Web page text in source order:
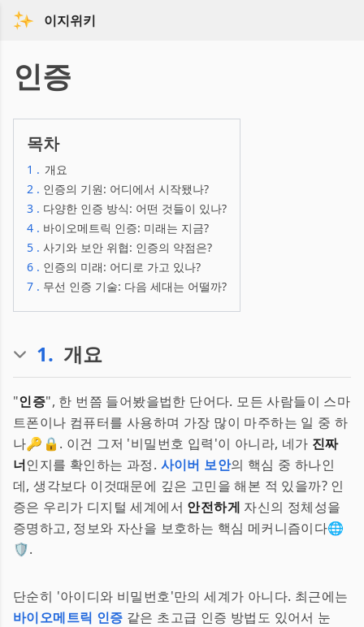
이지위키
인증
목차
1 . 개요
2 . 인증의 기원: 어디에서 시작됐나?
3 . 다양한 인증 방식: 어떤 것들이 있나?
4 . 바이오메트릭 인증: 미래는 지금?
5 . 사기와 보안 위협: 인증의 약점은?
6 . 인증의 미래: 어디로 가고 있나?
7 . 무선 인증 기술: 다음 세대는 어떨까?
1. 개요
"인증", 한 번쯤 들어봤을법한 단어다. 모든 사람들이 스마
트폰이나 컴퓨터를 사용하며 가장 많이 마주하는 일 중 하
나🔑🔒. 이건 그저 '비밀번호 입력'이 아니라, 네가 진짜
너인지를 확인하는 과정. 사이버 보안의 핵심 중 하나인
데, 생각보다 이것때문에 깊은 고민을 해본 적 있을까? 인
증은 우리가 디지털 세계에서 안전하게 자신의 정체성을
증명하고, 정보와 자산을 보호하는 핵심 메커니즘이다🌐
🛡.
단순히 '아이디와 비밀번호'만의 세계가 아니다. 최근에는
바이오메트릭 인증 같은 초고급 인증 방법도 있어서 눈